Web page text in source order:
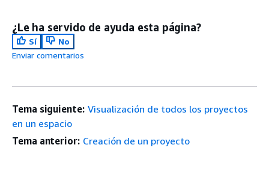
¿Le ha servido de ayuda esta página?
Sí
No
Enviar comentarios
Tema siguiente: Visualización de todos los proyectos
en un espacio
Tema anterior: Creación de un proyecto